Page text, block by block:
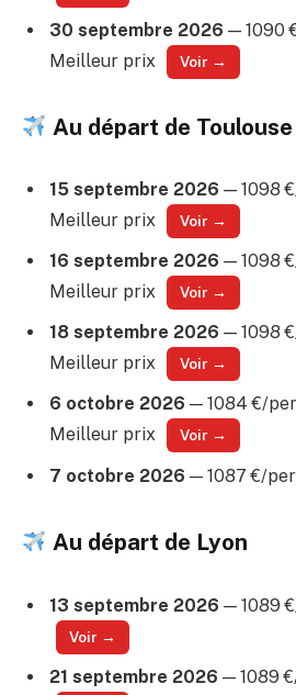
30 septembre 2026 — 1090
Meilleur prix
Voir →
Au départ de Toulouse
15 septembre 2026 — 1098
Meilleur prix
Voir →
16 septembre 2026 — 1098
Meilleur prix
Voir →
18 septembre 2026 — 1098
Meilleur prix
Voir →
6 octobre 2026 — 1084 €/
Meilleur prix
Voir →
7 octobre 2026 — 1087 €/
Au départ de Lyon
13 septembre 2026 — 1089
Voir →
21 septembre 2026 — 1089